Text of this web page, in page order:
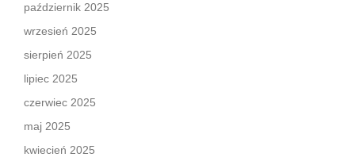
październik 2025
wrzesień 2025
sierpień 2025
lipiec 2025
czerwiec 2025
maj 2025
kwiecień 2025